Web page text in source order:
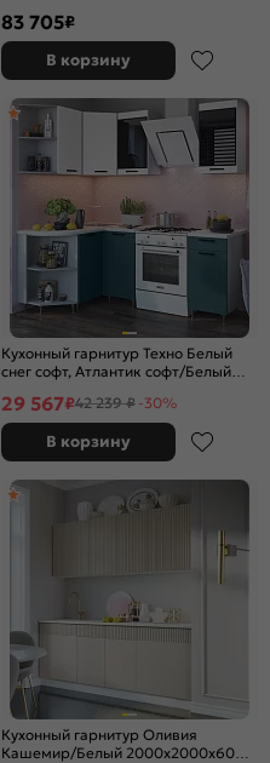
темный)
83 705₽
В корзину
Кухонный гарнитур Техно Белый
снег софт, Атлантик софт/Белый
29 567₽42 239 ₽ -30%
В корзину
Кухонный гарнитур Оливия
Кашемир/Белый 2000x2000x600